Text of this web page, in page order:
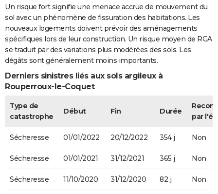
Un risque fort signifie une menace accrue de mouvement du
sol avec un phénomène de fissuration des habitations. Les
nouveaux logements doivent prévoir des aménagements
spécifiques lors de leur construction. Un risque moyen de RGA
se traduit par des variations plus modérées des sols. Les
dégâts sont généralement moins importants.
Derniers sinistres liés aux sols argileux à
Rouperroux-le-Coquet
Type de
catastrophe
Début Fin Durée
par
Sécheresse 01/01/2022 20/12/2022 354 j Non
Sécheresse 01/01/2021 31/12/2021 365 j Non
Sécheresse 11/10/2020 31/12/2020 82 j Non